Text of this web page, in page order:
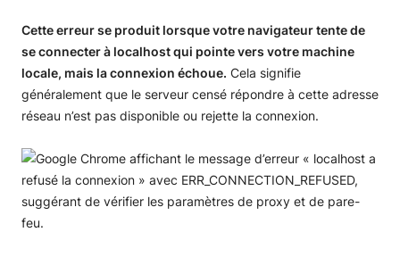
Cette erreur se produit lorsque votre navigateur tente de
se connecter à localhost qui pointe vers votre machine
locale, mais la connexion échoue. Cela signifie
généralement que le serveur censé répondre à cette adresse
réseau n’est pas disponible ou rejette la connexion.